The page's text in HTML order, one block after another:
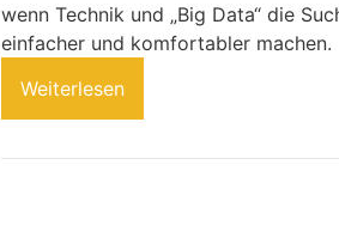
wenn Technik und „Big Data“ die
einfacher und komfortabler machen.
Weiterlesen